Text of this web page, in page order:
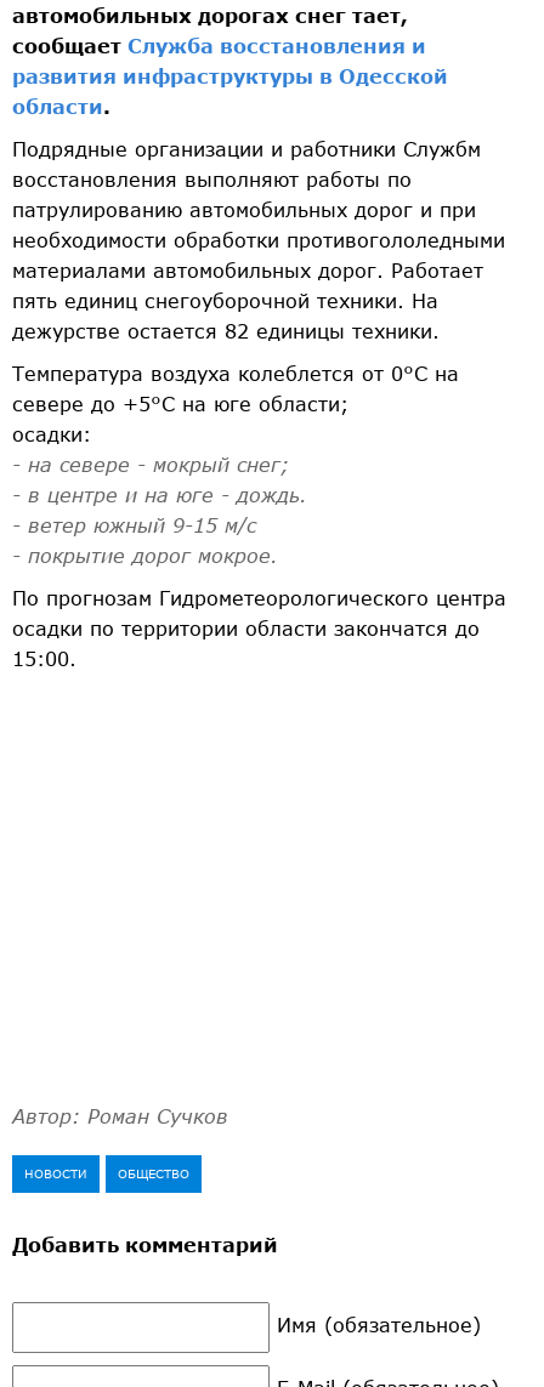
автомобильных дорогах снег тает,
сообщает Служба восстановления и
развития инфраструктуры в Одесской
области.
Подрядные организации и работники Службм
восстановления выполняют работы по
патрулированию автомобильных дорог и при
необходимости обработки противогололедными
материалами автомобильных дорог. Работает
пять единиц снегоуборочной техники. На
дежурстве остается 82 единицы техники.
Температура воздуха колеблется от 0°С на
севере до +5°С на юге области;
осадки:
- на севере - мокрый снег;
- в центре и на юге - дождь.
- ветер южный 9-15 м/с
- покрытие дорог мокрое.
По прогнозам Гидрометеорологического центра
осадки по территории области закончатся до
15:00.
Автор: Роман Сучков
НОВОСТИ ОБЩЕСТВО
Добавить комментарий
Имя (обязательное)